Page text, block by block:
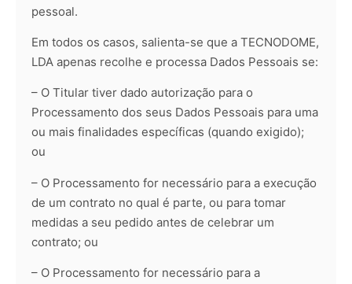
pessoal.
Em todos os casos, salienta-se que a TECNODOME,
LDA apenas recolhe e processa Dados Pessoais se:
– O Titular tiver dado autorização para o
Processamento dos seus Dados Pessoais para uma
ou mais finalidades específicas (quando exigido);
ou
– O Processamento for necessário para a execução
de um contrato no qual é parte, ou para tomar
medidas a seu pedido antes de celebrar um
contrato; ou
– O Processamento for necessário para a